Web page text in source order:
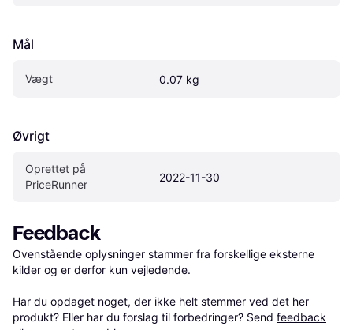
Mål
Vægt 0.07 kg
Øvrigt
Oprettet på
PriceRunner
2022-11-30
Feedback
Ovenstående oplysninger stammer fra forskellige eksterne
kilder og er derfor kun vejledende.
Har du opdaget noget, der ikke helt stemmer ved det her
produkt? Eller har du forslag til forbedringer? Send feedback